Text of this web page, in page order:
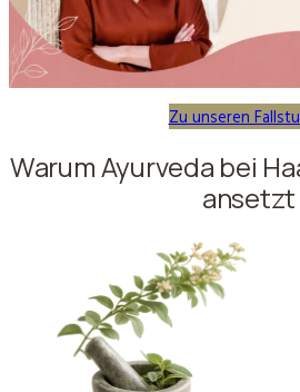
Zu unseren
Warum Ayurveda bei
ansetzt